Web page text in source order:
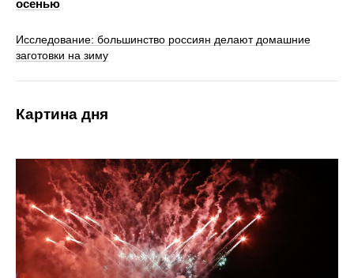
осенью
Исследование: большинство россиян делают домашние
заготовки на зиму
Картина дня